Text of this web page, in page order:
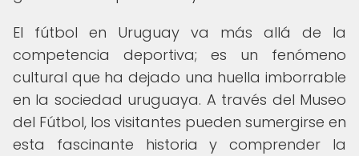
El fútbol en Uruguay va más allá de la
competencia deportiva; es un fenómeno
cultural que ha dejado una huella imborrable
en la sociedad uruguaya. A través del Museo
del Fútbol, los visitantes pueden sumergirse en
esta fascinante historia y comprender la